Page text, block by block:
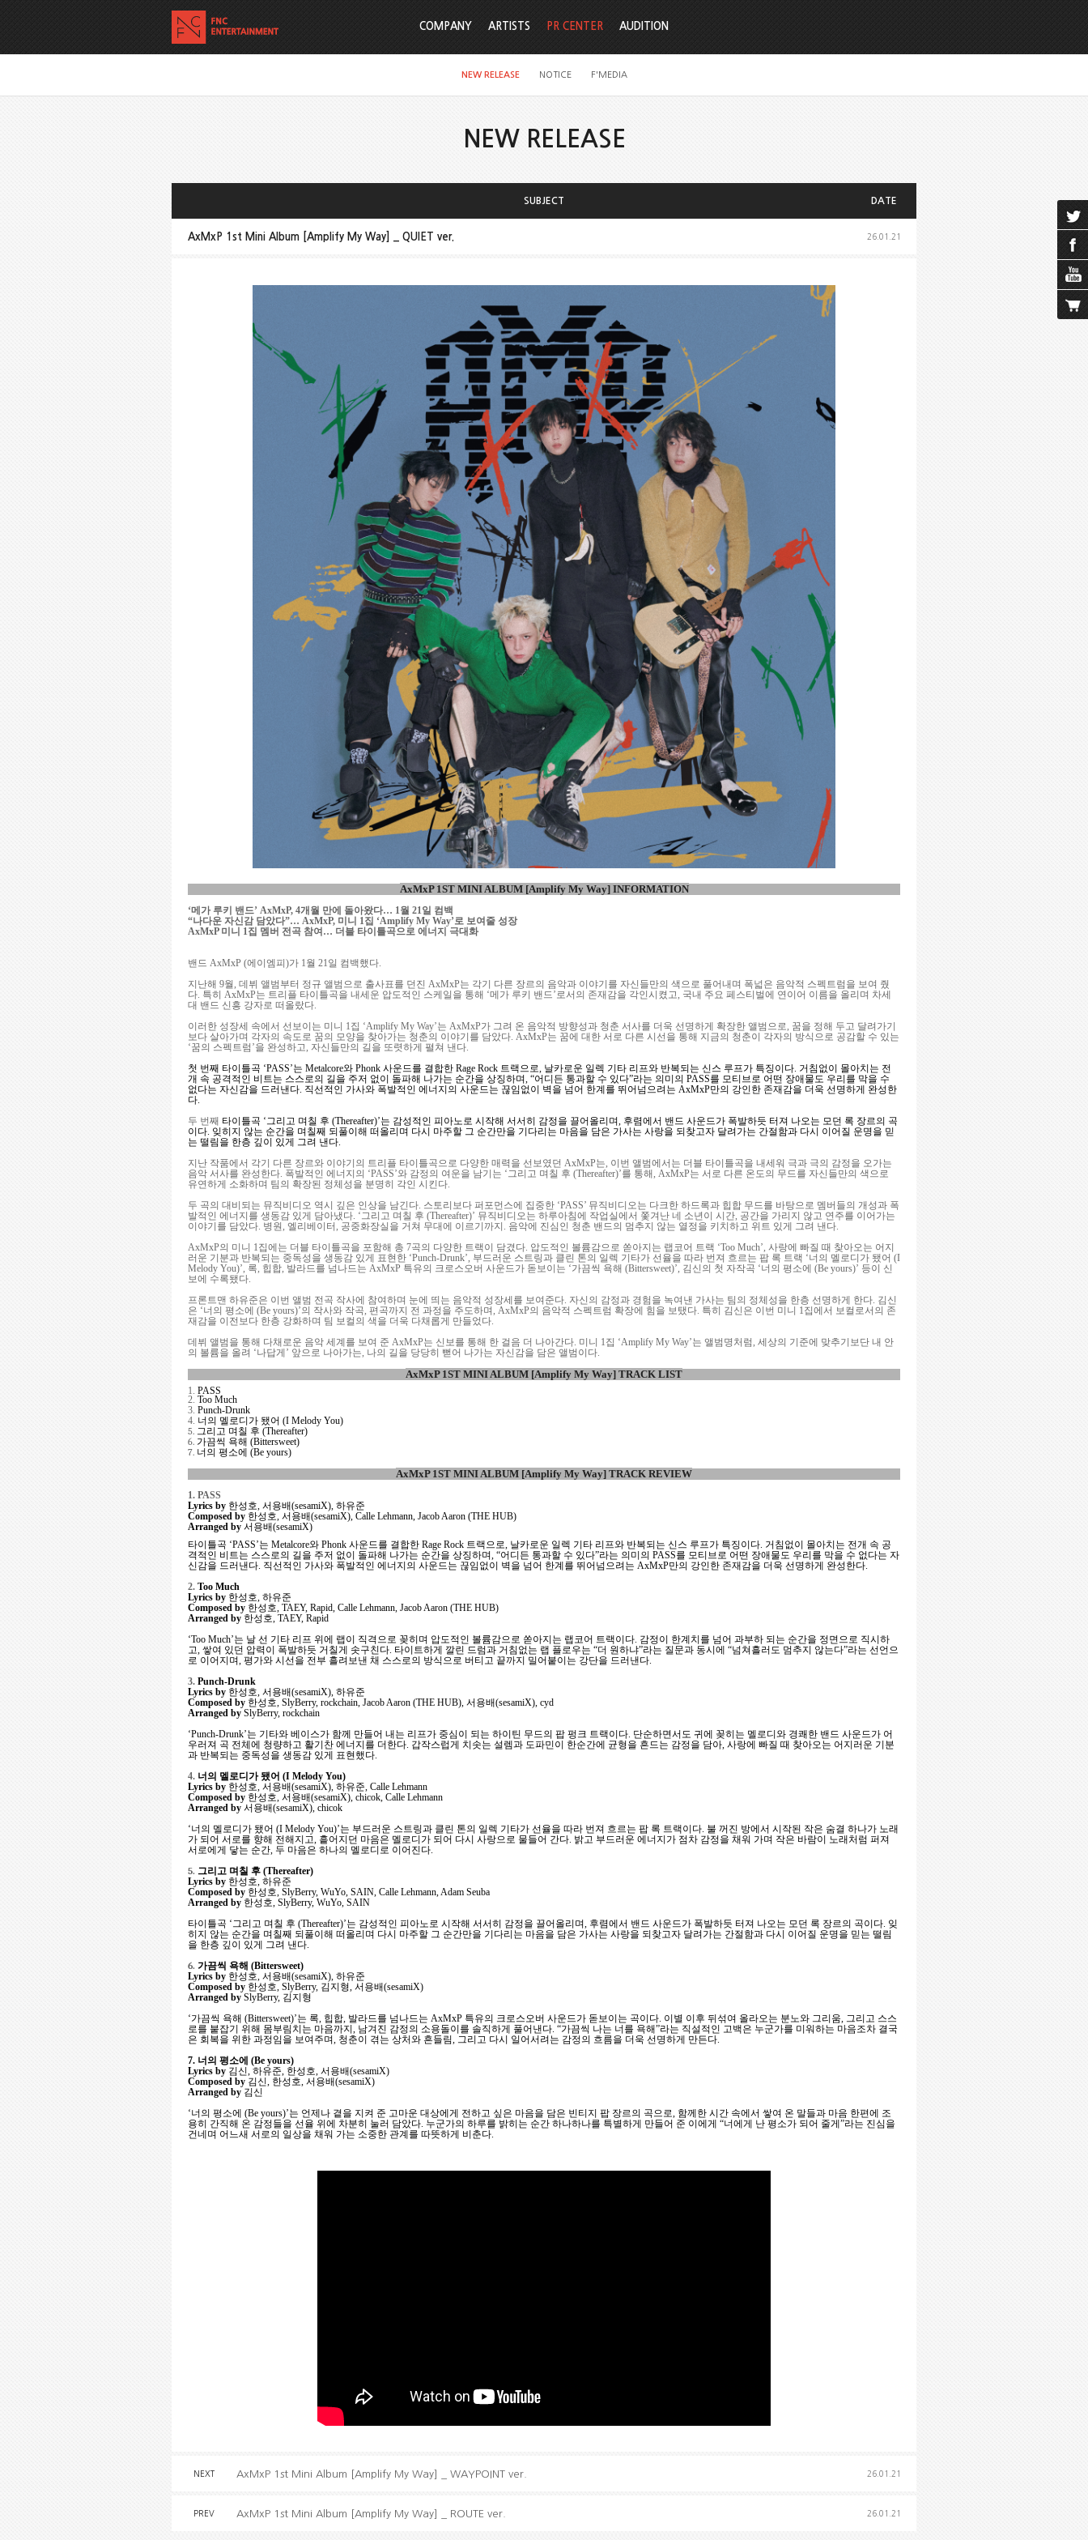
COMPANY ARTISTS PR CENTER
NEW RELEASE NOTICE F'MEDIA
AUDITION
NEW RELEASE
SUBJECT DATE
AxMxP 1st Mini Album [Amplify My Way] _ QUIET ver. 26.01.21
AxMxP 1ST MINI ALBUM [Amplify My Way] INFORMATION
‘메가 루키 밴드’ AxMxP, 4개월 만에 돌아왔다… 1월 21일 컴백
“나다운 자신감 담았다”… AxMxP, 미니 1집 ‘Amplify My Way’로 보여줄 성장
AxMxP 미니 1집 멤버 전곡 참여… 더블 타이틀곡으로 에너지 극대화
밴드 AxMxP (에이엠피)가 1월 21일 컴백했다.
지난해 9월, 데뷔 앨범부터 정규 앨범으로 출사표를 던진 AxMxP는 각기 다른 장르의 음악과 이야기를 자신들만의 색으로 풀어내며 폭넓은 음악적 스펙트럼을 보여 줬
다. 특히 AxMxP는 트리플 타이틀곡을 내세운 압도적인 스케일을 통해 ‘메가 루키 밴드’로서의 존재감을 각인시켰고, 국내 주요 페스티벌에 연이어 이름을 올리며 차세
대 밴드 신흥 강자로 떠올랐다.
이러한 성장세 속에서 선보이는 미니 1집 ‘Amplify My Way’는 AxMxP가 그려 온 음악적 방향성과 청춘 서사를 더욱 선명하게 확장한 앨범으로, 꿈을 정해 두고 달려가기
보다 살아가며 각자의 속도로 꿈의 모양을 찾아가는 청춘의 이야기를 담았다. AxMxP는 꿈에 대한 서로 다른 시선을 통해 지금의 청춘이 각자의 방식으로 공감할 수 있는
‘꿈의 스펙트럼’을 완성하고, 자신들만의 길을 또렷하게 펼쳐 낸다.
첫 번째 타이틀곡 ‘PASS’는 Metalcore와 Phonk 사운드를 결합한 Rage Rock 트랙으로, 날카로운 일렉 기타 리프와 반복되는 신스 루프가 특징이다. 거침없이 몰아치는 전
개 속 공격적인 비트는 스스로의 길을 주저 없이 돌파해 나가는 순간을 상징하며, “어디든 통과할 수 있다”라는 의미의 PASS를 모티브로 어떤 장애물도 우리를 막을 수
없다는 자신감을 드러낸다. 직선적인 가사와 폭발적인 에너지의 사운드는 끊임없이 벽을 넘어 한계를 뛰어넘으려는 AxMxP만의 강인한 존재감을 더욱 선명하게 완성한
다.
두 번째 타이틀곡 ‘그리고 며칠 후 (Thereafter)’는 감성적인 피아노로 시작해 서서히 감정을 끌어올리며, 후렴에서 밴드 사운드가 폭발하듯 터져 나오는 모던 록 장르의 곡
이다. 잊히지 않는 순간을 며칠째 되풀이해 떠올리며 다시 마주할 그 순간만을 기다리는 마음을 담은 가사는 사랑을 되찾고자 달려가는 간절함과 다시 이어질 운명을 믿
는 떨림을 한층 깊이 있게 그려 낸다.
지난 작품에서 각기 다른 장르와 이야기의 트리플 타이틀곡으로 다양한 매력을 선보였던 AxMxP는, 이번 앨범에서는 더블 타이틀곡을 내세워 극과 극의 감정을 오가는
음악 서사를 완성한다. 폭발적인 에너지의 ‘PASS’와 감정의 여운을 남기는 ‘그리고 며칠 후 (Thereafter)’를 통해, AxMxP는 서로 다른 온도의 무드를 자신들만의 색으로
유연하게 소화하며 팀의 확장된 정체성을 분명히 각인 시킨다.
두 곡의 대비되는 뮤직비디오 역시 깊은 인상을 남긴다. 스토리보다 퍼포먼스에 집중한 ‘PASS’ 뮤직비디오는 다크한 하드록과 힙합 무드를 바탕으로 멤버들의 개성과 폭
발적인 에너지를 생동감 있게 담아냈다. ‘그리고 며칠 후 (Thereafter)’ 뮤직비디오는 하루아침에 작업실에서 쫓겨난 네 소년이 시간, 공간을 가리지 않고 연주를 이어가는
이야기를 담았다. 병원, 엘리베이터, 공중화장실을 거쳐 무대에 이르기까지. 음악에 진심인 청춘 밴드의 멈추지 않는 열정을 키치하고 위트 있게 그려 낸다.
AxMxP의 미니 1집에는 더블 타이틀곡을 포함해 총 7곡의 다양한 트랙이 담겼다. 압도적인 볼륨감으로 쏟아지는 랩코어 트랙 ‘Too Much’, 사랑에 빠질 때 찾아오는 어지
러운 기분과 반복되는 중독성을 생동감 있게 표현한 ‘Punch-Drunk’, 부드러운 스트링과 클린 톤의 일렉 기타가 선율을 따라 번져 흐르는 팝 록 트랙 ‘너의 멜로디가 됐어 (I
Melody You)’, 록, 힙합, 발라드를 넘나드는 AxMxP 특유의 크로스오버 사운드가 돋보이는 ‘가끔씩 욕해 (Bittersweet)’, 김신의 첫 자작곡 ‘너의 평소에 (Be yours)’ 등이 신
보에 수록됐다.
프론트맨 하유준은 이번 앨범 전곡 작사에 참여하며 눈에 띄는 음악적 성장세를 보여준다. 자신의 감정과 경험을 녹여낸 가사는 팀의 정체성을 한층 선명하게 한다. 김신
은 ‘너의 평소에 (Be yours)’의 작사와 작곡, 편곡까지 전 과정을 주도하며, AxMxP의 음악적 스펙트럼 확장에 힘을 보탰다. 특히 김신은 이번 미니 1집에서 보컬로서의 존
재감을 이전보다 한층 강화하며 팀 보컬의 색을 더욱 다채롭게 만들었다.
데뷔 앨범을 통해 다채로운 음악 세계를 보여 준 AxMxP는 신보를 통해 한 걸음 더 나아간다. 미니 1집 ‘Amplify My Way’는 앨범명처럼, 세상의 기준에 맞추기보단 내 안
의 볼륨을 올려 ‘나답게’ 앞으로 나아가는, 나의 길을 당당히 뻗어 나가는 자신감을 담은 앨범이다.
AxMxP 1ST MINI ALBUM [Amplify My Way] TRACK LIST
1. PASS
2. Too Much
3. Punch-Drunk
4. 너의 멜로디가 됐어 (I Melody You)
5. 그리고 며칠 후 (Thereafter)
6. 가끔씩 욕해 (Bittersweet)
7. 너의 평소에 (Be yours)
AxMxP 1ST MINI ALBUM [Amplify My Way] TRACK REVIEW
1. PASS
Lyrics by 한성호, 서용배(sesamiX), 하유준
Composed by 한성호, 서용배(sesamiX), Calle Lehmann, Jacob Aaron (THE HUB)
Arranged by 서용배(sesamiX)
타이틀곡 ‘PASS’는 Metalcore와 Phonk 사운드를 결합한 Rage Rock 트랙으로, 날카로운 일렉 기타 리프와 반복되는 신스 루프가 특징이다. 거침없이 몰아치는 전개 속 공
격적인 비트는 스스로의 길을 주저 없이 돌파해 나가는 순간을 상징하며, “어디든 통과할 수 있다”라는 의미의 PASS를 모티브로 어떤 장애물도 우리를 막을 수 없다는 자
신감을 드러낸다. 직선적인 가사와 폭발적인 에너지의 사운드는 끊임없이 벽을 넘어 한계를 뛰어넘으려는 AxMxP만의 강인한 존재감을 더욱 선명하게 완성한다.
2. Too Much
Lyrics by 한성호, 하유준
Composed by 한성호, TAEY, Rapid, Calle Lehmann, Jacob Aaron (THE HUB)
Arranged by 한성호, TAEY, Rapid
‘Too Much’는 날 선 기타 리프 위에 랩이 직격으로 꽂히며 압도적인 볼륨감으로 쏟아지는 랩코어 트랙이다. 감정이 한계치를 넘어 과부하 되는 순간을 정면으로 직시하
고, 쌓여 있던 압력이 폭발하듯 거칠게 솟구친다. 타이트하게 깔린 드럼과 거침없는 랩 플로우는 “더 원하냐”라는 질문과 동시에 “넘쳐흘러도 멈추지 않는다”라는 선언으
로 이어지며, 평가와 시선을 전부 흘려보낸 채 스스로의 방식으로 버티고 끝까지 밀어붙이는 강단을 드러낸다.
3. Punch-Drunk
Lyrics by 한성호, 서용배(sesamiX), 하유준
Composed by 한성호, SlyBerry, rockchain, Jacob Aaron (THE HUB), 서용배(sesamiX), cyd
Arranged by SlyBerry, rockchain
‘Punch-Drunk’는 기타와 베이스가 함께 만들어 내는 리프가 중심이 되는 하이틴 무드의 팝 펑크 트랙이다. 단순하면서도 귀에 꽂히는 멜로디와 경쾌한 밴드 사운드가 어
우러져 곡 전체에 청량하고 활기찬 에너지를 더한다. 갑작스럽게 치솟는 설렘과 도파민이 한순간에 균형을 흔드는 감정을 담아, 사랑에 빠질 때 찾아오는 어지러운 기분
과 반복되는 중독성을 생동감 있게 표현했다.
4. 너의 멜로디가 됐어 (I Melody You)
Lyrics by 한성호, 서용배(sesamiX), 하유준, Calle Lehmann
Composed by 한성호, 서용배(sesamiX), chicok, Calle Lehmann
Arranged by 서용배(sesamiX), chicok
‘너의 멜로디가 됐어 (I Melody You)’는 부드러운 스트링과 클린 톤의 일렉 기타가 선율을 따라 번져 흐르는 팝 록 트랙이다. 불 꺼진 방에서 시작된 작은 숨결 하나가 노래
가 되어 서로를 향해 전해지고, 흩어지던 마음은 멜로디가 되어 다시 사랑으로 물들어 간다. 밝고 부드러운 에너지가 점차 감정을 채워 가며 작은 바람이 노래처럼 퍼져
서로에게 닿는 순간, 두 마음은 하나의 멜로디로 이어진다.
5. 그리고 며칠 후 (Thereafter)
Lyrics by 한성호, 하유준
Composed by 한성호, SlyBerry, WuYo, SAIN, Calle Lehmann, Adam Seuba
Arranged by 한성호, SlyBerry, WuYo, SAIN
타이틀곡 ‘그리고 며칠 후 (Thereafter)’는 감성적인 피아노로 시작해 서서히 감정을 끌어올리며, 후렴에서 밴드 사운드가 폭발하듯 터져 나오는 모던 록 장르의 곡이다. 잊
히지 않는 순간을 며칠째 되풀이해 떠올리며 다시 마주할 그 순간만을 기다리는 마음을 담은 가사는 사랑을 되찾고자 달려가는 간절함과 다시 이어질 운명을 믿는 떨림
을 한층 깊이 있게 그려 낸다.
6. 가끔씩 욕해 (Bittersweet)
Lyrics by 한성호, 서용배(sesamiX), 하유준
Composed by 한성호, SlyBerry, 김지형, 서용배(sesamiX)
Arranged by SlyBerry, 김지형
‘가끔씩 욕해 (Bittersweet)’는 록, 힙합, 발라드를 넘나드는 AxMxP 특유의 크로스오버 사운드가 돋보이는 곡이다. 이별 이후 뒤섞여 올라오는 분노와 그리움, 그리고 스스
로를 붙잡기 위해 몸부림치는 마음까지, 남겨진 감정의 소용돌이를 솔직하게 풀어낸다. “가끔씩 나는 너를 욕해”라는 직설적인 고백은 누군가를 미워하는 마음조차 결국
은 회복을 위한 과정임을 보여주며, 청춘이 겪는 상처와 흔들림, 그리고 다시 일어서려는 감정의 흐름을 더욱 선명하게 만든다.
7. 너의 평소에 (Be yours)
Lyrics by 김신, 하유준, 한성호, 서용배(sesamiX)
Composed by 김신, 한성호, 서용배(sesamiX)
Arranged by 김신
‘너의 평소에 (Be yours)’는 언제나 곁을 지켜 준 고마운 대상에게 전하고 싶은 마음을 담은 빈티지 팝 장르의 곡으로, 함께한 시간 속에서 쌓여 온 말들과 마음 한편에 조
용히 간직해 온 감정들을 선율 위에 차분히 눌러 담았다. 누군가의 하루를 밝히는 순간 하나하나를 특별하게 만들어 준 이에게 “너에게 난 평소가 되어 줄게”라는 진심을
건네며 어느새 서로의 일상을 채워 가는 소중한 관계를 따뜻하게 비춘다.
NEXT AxMxP 1st Mini Album [Amplify My Way] _ WAYPOINT ver. 26.01.21
PREV AxMxP 1st Mini Album [Amplify My Way] _ ROUTE ver. 26.01.21